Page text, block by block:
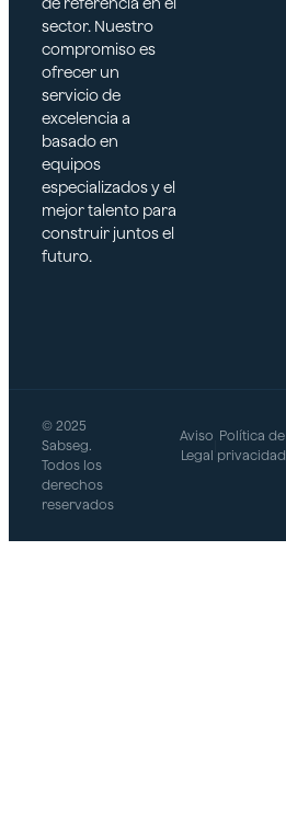
sector. Nuestro
compromiso es
ofrecer un
servicio de
excelencia a
basado en
equipos
especializados y el
mejor talento para
construir juntos el
futuro.
© 2025
Sabseg.
Todos los
derechos
reservados
Aviso
Legal
Política de
privacidad